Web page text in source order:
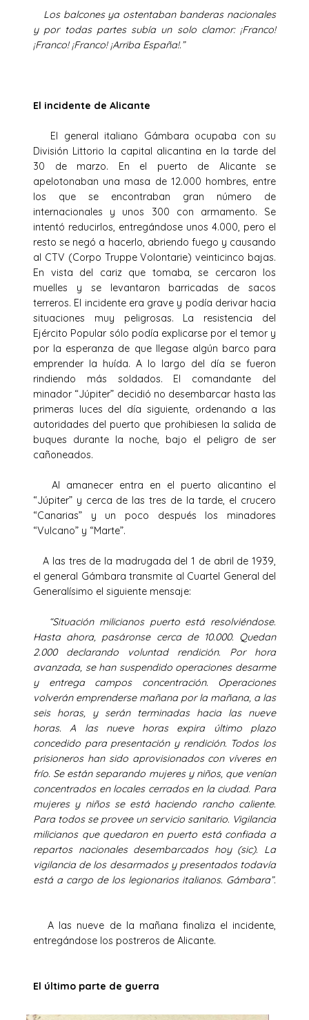
Los balcones ya ostentaban banderas nacionales
y por todas partes subía un solo clamor: ¡Franco!
¡Franco! ¡Franco! ¡Arriba España!.”
El incidente de Alicante
El general italiano Gámbara ocupaba con su
División Littorio la capital alicantina en la tarde del
30 de marzo. En el puerto de Alicante se
apelotonaban una masa de 12.000 hombres, entre
los que se encontraban gran número de
internacionales y unos 300 con armamento. Se
intentó reducirlos, entregándose unos 4.000, pero el
resto se negó a hacerlo, abriendo fuego y causando
al CTV (Corpo Truppe Volontarie) veinticinco bajas.
En vista del cariz que tomaba, se cercaron los
muelles y se levantaron barricadas de sacos
terreros. El incidente era grave y podía derivar hacia
situaciones muy peligrosas. La resistencia del
Ejército Popular sólo podía explicarse por el temor y
por la esperanza de que llegase algún barco para
emprender la huída. A lo largo del día se fueron
rindiendo más soldados. El comandante del
minador “Júpiter” decidió no desembarcar hasta las
primeras luces del día siguiente, ordenando a las
autoridades del puerto que prohibiesen la salida de
buques durante la noche, bajo el peligro de ser
cañoneados.
Al amanecer entra en el puerto alicantino el
“Júpiter” y cerca de las tres de la tarde, el crucero
“Canarias” y un poco después los minadores
“Vulcano” y “Marte”.
A las tres de la madrugada del 1 de abril de 1939,
el general Gámbara transmite al Cuartel General del
Generalísimo el siguiente mensaje:
“Situación milicianos puerto está resolviéndose.
Hasta ahora, pasáronse cerca de 10.000. Quedan
2.000 declarando voluntad rendición. Por hora
avanzada, se han suspendido operaciones desarme
y entrega campos concentración. Operaciones
volverán emprenderse mañana por la mañana, a las
seis horas, y serán terminadas hacia las nueve
horas. A las nueve horas expira último plazo
concedido para presentación y rendición. Todos los
prisioneros han sido aprovisionados con víveres en
frío. Se están separando mujeres y niños, que venían
concentrados en locales cerrados en la ciudad. Para
mujeres y niños se está haciendo rancho caliente.
Para todos se provee un servicio sanitario. Vigilancia
milicianos que quedaron en puerto está confiada a
repartos nacionales desembarcados hoy (sic). La
vigilancia de los desarmados y presentados todavía
está a cargo de los legionarios italianos. Gámbara”.
A las nueve de la mañana finaliza el incidente,
entregándose los postreros de Alicante.
El último parte de guerra